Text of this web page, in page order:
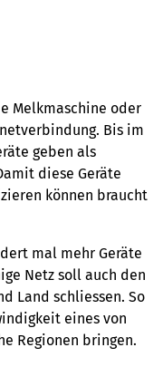
Melkmaschine oder
Bis im
geben als
diese Geräte
können braucht
mal mehr Geräte
Netz soll auch den
Land schliessen. So
eines von
Regionen bringen.